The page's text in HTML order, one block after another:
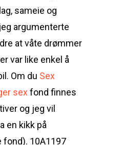
sameie og
argumenterte
at våte drømmer
var like enkel å
Om du Sex
sexfond finnes
og jeg vil
en kikk på
fond). 10A1197